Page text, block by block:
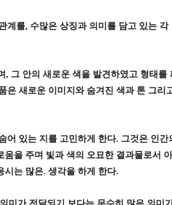
계를, 수많은 상징과 의미를 담고 있는 각
, 그 안의 새로운 색을 발견하였고 형태를
은 새로운 이미지와 숨겨진 색과 톤 그리
어 있는 지를 고민하게 한다. 그것은 인간
움을 주며 빛과 색의 오묘한 결과물로서 아
시는 많은. 생각을 하게 한다.